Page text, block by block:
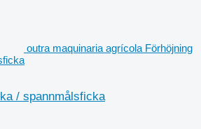
outra maquinaria agrícola Förhöjning
/ spannmålsficka